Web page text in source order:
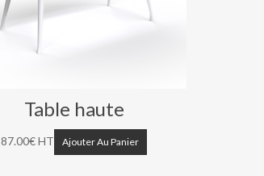
Table haute
87.00€HT Ajouter Au Panier